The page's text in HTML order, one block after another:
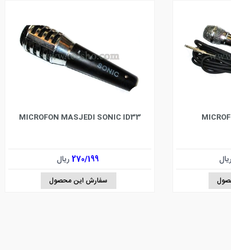
ریال
MICROFON MASJEDI SONIC ID33
270/199ریال
سفارش این محصول